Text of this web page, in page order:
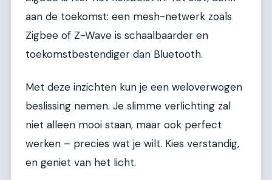
aan de toekomst: een mesh-netwerk zoals
Zigbee of Z-Wave is schaalbaarder en
toekomstbestendiger dan Bluetooth.
Met deze inzichten kun je een weloverwogen
beslissing nemen. Je slimme verlichting zal
niet alleen mooi staan, maar ook perfect
werken – precies wat je wilt. Kies verstandig,
en geniet van het licht.